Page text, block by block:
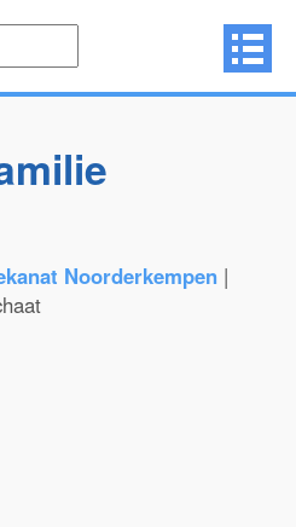
Noorderkempen |